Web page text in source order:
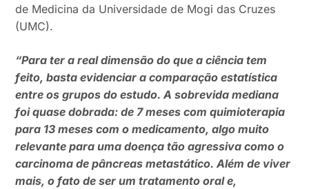
de Medicina da Universidade de Mogi das Cruzes
(UMC).
“Para ter a real dimensão do que a ciência tem
feito, basta evidenciar a comparação estatística
entre os grupos do estudo. A sobrevida mediana
foi quase dobrada: de 7 meses com quimioterapia
para 13 meses com o medicamento, algo muito
relevante para uma doença tão agressiva como o
carcinoma de pâncreas metastático. Além de viver
mais, o fato de ser um tratamento oral e,